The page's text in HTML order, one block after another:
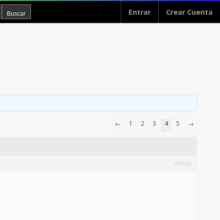
Entrar Crear Cuenta
← 1 2 3 4 5 →
#9101